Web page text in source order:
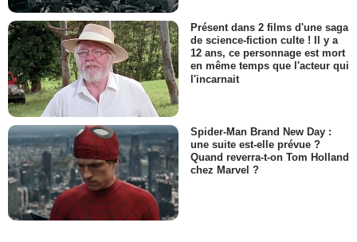
Présent dans 2 films d'une saga
de science-fiction culte ! Il y a
12 ans, ce personnage est mort
en même temps que l'acteur qui
l'incarnait
Spider-Man Brand New Day :
une suite est-elle prévue ?
Quand reverra-t-on Tom Holland
chez Marvel ?